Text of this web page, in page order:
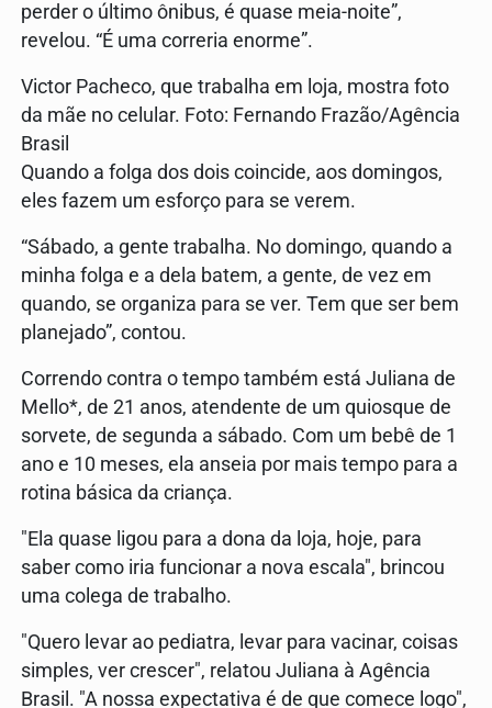
perder o último ônibus, é quase meia-noite”,
revelou. “É uma correria enorme”.
Victor Pacheco, que trabalha em loja, mostra foto
da mãe no celular. Foto: Fernando Frazão/Agência
Brasil
Quando a folga dos dois coincide, aos domingos,
eles fazem um esforço para se verem.
“Sábado, a gente trabalha. No domingo, quando a
minha folga e a dela batem, a gente, de vez em
quando, se organiza para se ver. Tem que ser bem
planejado”, contou.
Correndo contra o tempo também está Juliana de
Mello*, de 21 anos, atendente de um quiosque de
sorvete, de segunda a sábado. Com um bebê de 1
ano e 10 meses, ela anseia por mais tempo para a
rotina básica da criança.
"Ela quase ligou para a dona da loja, hoje, para
saber como iria funcionar a nova escala", brincou
uma colega de trabalho.
"Quero levar ao pediatra, levar para vacinar, coisas
simples, ver crescer", relatou Juliana à Agência
Brasil. "A nossa expectativa é de que comece logo",